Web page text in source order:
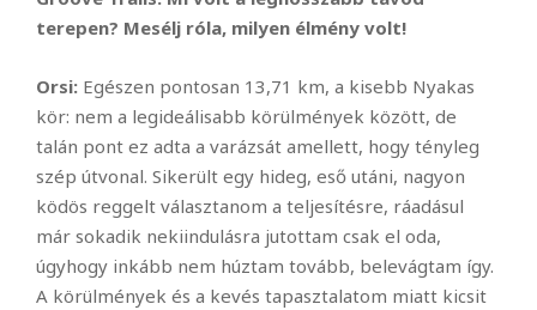
terepen? Mesélj róla, milyen élmény volt!
Orsi: Egészen pontosan 13,71 km, a kisebb Nyakas
kör: nem a legideálisabb körülmények között, de
talán pont ez adta a varázsát amellett, hogy tényleg
szép útvonal. Sikerült egy hideg, eső utáni, nagyon
ködös reggelt választanom a teljesítésre, ráadásul
már sokadik nekiindulásra jutottam csak el oda,
úgyhogy inkább nem húztam tovább, belevágtam így.
A körülmények és a kevés tapasztalatom miatt kicsit